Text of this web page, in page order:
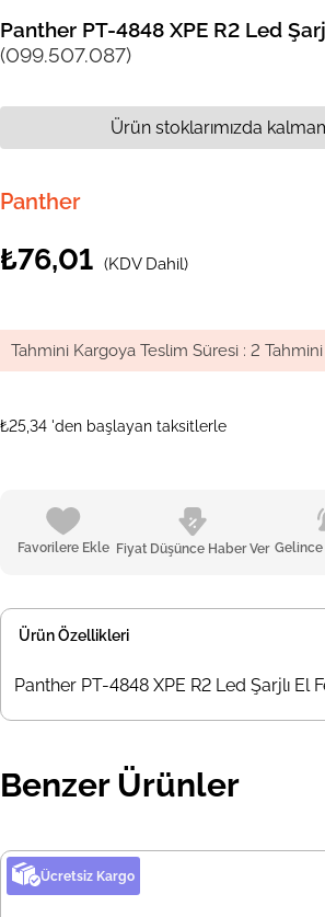
Panther PT-4848 XPE R2 Led
(099.507.087)
Panther
₺76,01 (KDV Dahil)
Tahmini Kargoya Teslim Süresi : 2
₺25,34 'den başlayan taksitlerle
Favorilere Ekle Fiyat Düşünce Haber Ver Gelince
Ürün stoklarımızda
Ürün Özellikleri
Panther PT-4848 XPE R2 Led Şarjlı El
Benzer Ürünler
Ücretsiz Kargo